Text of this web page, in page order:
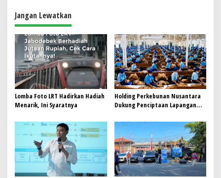
a
s
i
p
o
s
Jangan Lewatkan
Lomba Foto LRT Hadirkan Hadiah
Menarik, Ini Syaratnya
Holding Perkebunan Nusantara
Dukung Penciptaan Lapangan
Pekerja di Pabrik Tembakau